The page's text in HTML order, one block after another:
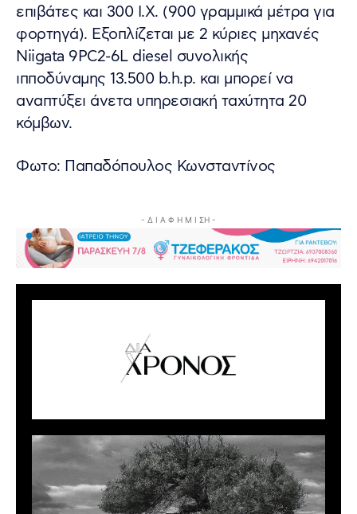
επιβάτες και 300 I.X. (900 γραμμικά μέτρα για
φορτηγά). Εξοπλίζεται με 2 κύριες μηχανές
Niigata 9PC2-6L diesel συνολικής
ιπποδύναμης 13.500 b.h.p. και μπορεί να
αναπτύξει άνετα υπηρεσιακή ταχύτητα 20
κόμβων.
Φωτο: Παπαδόπουλος Κωνσταντίνος
- Δ Ι Α Φ Η Μ Ι ΣΗ -